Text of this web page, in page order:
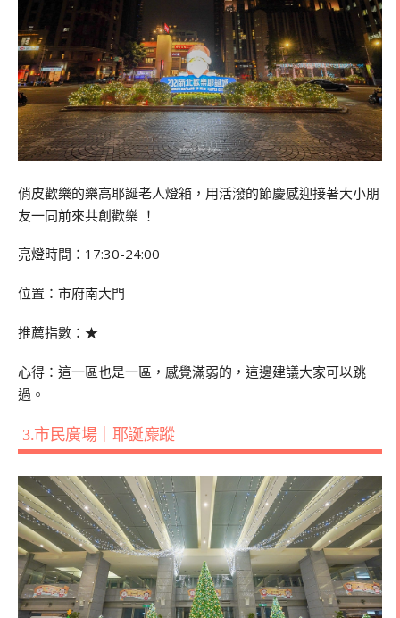
俏皮歡樂的樂高耶誕老人燈箱，用活潑的節慶感迎接著大小朋
友一同前來共創歡樂 ！
亮燈時間：17:30-24:00
位置：市府南大門
推薦指數：★
心得：這一區也是一區，感覺滿弱的，這邊建議大家可以跳
過。
3.市民廣場｜耶誕麋蹤